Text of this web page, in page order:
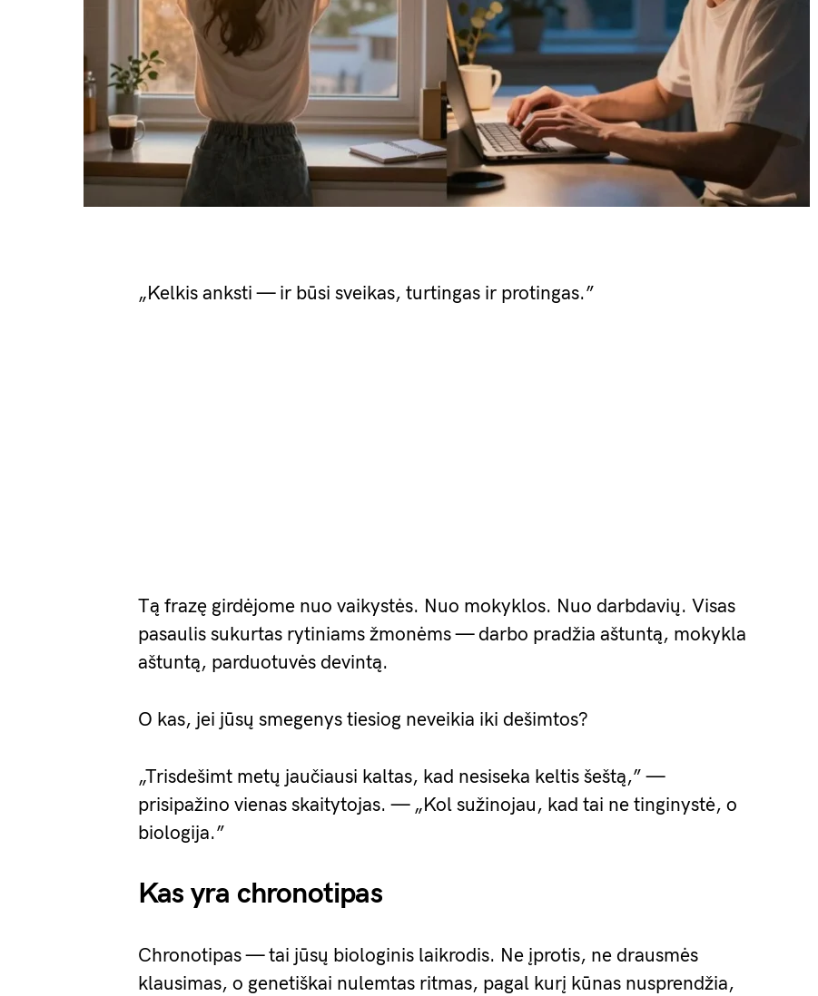
„Kelkis anksti — ir būsi sveikas, turtingas ir protingas.”
Tą frazę girdėjome nuo vaikystės. Nuo mokyklos. Nuo darbdavių. Visas
pasaulis sukurtas rytiniams žmonėms — darbo pradžia aštuntą, mokykla
aštuntą, parduotuvės devintą.
O kas, jei jūsų smegenys tiesiog neveikia iki dešimtos?
„Trisdešimt metų jaučiausi kaltas, kad nesiseka keltis šeštą,” —
prisipažino vienas skaitytojas. — „Kol sužinojau, kad tai ne tinginystė, o
biologija.”
Kas yra chronotipas
Chronotipas — tai jūsų biologinis laikrodis. Ne įprotis, ne drausmės
klausimas, o genetiškai nulemtas ritmas, pagal kurį kūnas nusprendžia,